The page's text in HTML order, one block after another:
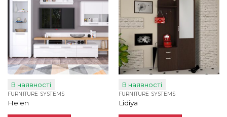
В наявності
FURNITURE SYSTEMS
Helen
В наявності
FURNITURE SYSTEMS
Lidiya